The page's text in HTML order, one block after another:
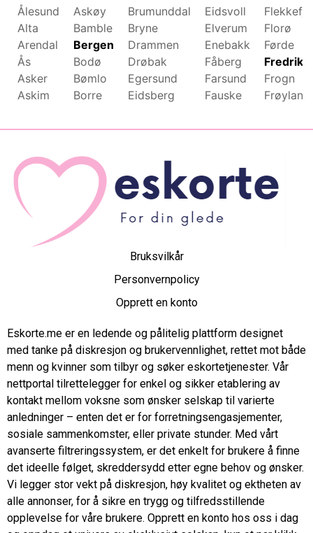
Ålesund
Alta
Arendal
Ås
Asker
Askim
Askøy
Bamble
Bergen
Bodø
Bømlo
Borre
Brumunddal
Bryne
Drammen
Drøbak
Egersund
Eidsberg
Eidsvoll
Elverum
Enebakk
Fåberg
Farsund
Fauske
Florø
Førde
Frogn
Frøyland
Bruksvilkår
Personvernpolicy
Opprett en konto
Eskorte.me er en ledende og pålitelig plattform designet
med tanke på diskresjon og brukervennlighet, rettet mot både
menn og kvinner som tilbyr og søker eskortetjenester. Vår
nettportal tilrettelegger for enkel og sikker etablering av
kontakt mellom voksne som ønsker selskap til varierte
anledninger – enten det er for forretningsengasjementer,
sosiale sammenkomster, eller private stunder. Med vårt
avanserte filtreringssystem, er det enkelt for brukere å finne
det ideelle følget, skreddersydd etter egne behov og ønsker.
Vi legger stor vekt på diskresjon, høy kvalitet og ektheten av
alle annonser, for å sikre en trygg og tilfredsstillende
opplevelse for våre brukere. Opprett en konto hos oss i dag